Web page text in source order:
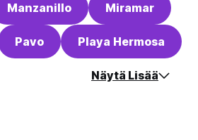
Manzanillo Miramar
Pavo Playa Hermosa
Näytä Lisää